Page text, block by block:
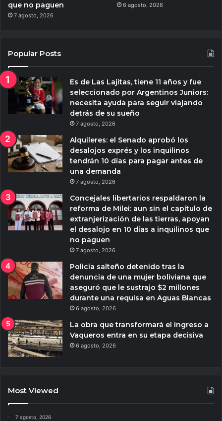
que no paguen
7 agosto, 2026
6 agosto, 2026
Popular Posts
Es de Las Lajitas, tiene 11 años y fue
seleccionado por Argentinos Juniors:
necesita ayuda para seguir viajando
detrás de su sueño
7 agosto, 2026
Alquileres: el Senado aprobó los
desalojos exprés y los inquilinos
tendrán 10 días para pagar antes de
una demanda
7 agosto, 2026
Concejales libertarios respaldaron la
reforma de Milei: aun sin el capítulo de
extranjerización de las tierras, apoyan
el desalojo en 10 días a inquilinos que
no paguen
7 agosto, 2026
Policía salteño detenido tras la
denuncia de una mujer boliviana que
aseguró que le sustrajo $2 millones
durante una requisa en Aguas Blancas
6 agosto, 2026
La obra que transformará el ingreso a
Vaqueros entra en su etapa decisiva
6 agosto, 2026
Most Viewed
7 agosto, 2026